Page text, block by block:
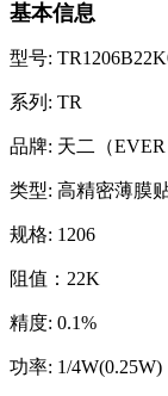
基本信息
型号:
系列: TR
品牌: 天二（EVER
类型: 高精密薄膜
规格: 1206
阻值：22K
精度: 0.1%
功率: 1/4W(0.25W)